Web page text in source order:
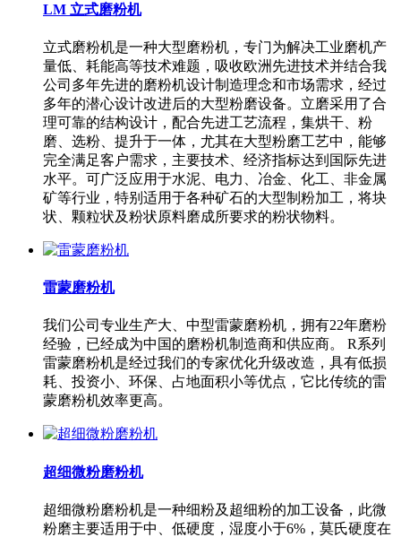
LM 立式磨粉机
立式磨粉机是一种大型磨粉机，专门为解决工业磨机产
量低、耗能高等技术难题，吸收欧洲先进技术并结合我
公司多年先进的磨粉机设计制造理念和市场需求，经过
多年的潜心设计改进后的大型粉磨设备。立磨采用了合
理可靠的结构设计，配合先进工艺流程，集烘干、粉
磨、选粉、提升于一体，尤其在大型粉磨工艺中，能够
完全满足客户需求，主要技术、经济指标达到国际先进
水平。可广泛应用于水泥、电力、冶金、化工、非金属
矿等行业，特别适用于各种矿石的大型制粉加工，将块
状、颗粒状及粉状原料磨成所要求的粉状物料。
雷蒙磨粉机
我们公司专业生产大、中型雷蒙磨粉机，拥有22年磨粉
经验，已经成为中国的磨粉机制造商和供应商。 R系列
雷蒙磨粉机是经过我们的专家优化升级改造，具有低损
耗、投资小、环保、占地面积小等优点，它比传统的雷
蒙磨粉机效率更高。
超细微粉磨粉机
超细微粉磨粉机是一种细粉及超细粉的加工设备，此微
粉磨主要适用于中、低硬度，湿度小于6%，莫氏硬度在